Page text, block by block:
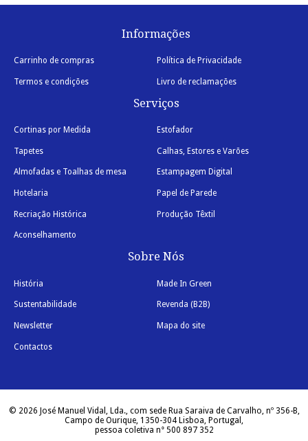
Informações
Carrinho de compras Política de Privacidade
Termos e condições Livro de reclamações
Serviços
Cortinas por Medida Estofador
Tapetes Calhas, Estores e Varões
Almofadas e Toalhas de mesa Estampagem Digital
Hotelaria Papel de Parede
Recriação Histórica Produção Têxtil
Aconselhamento
Sobre Nós
História Made In Green
Sustentabilidade Revenda (B2B)
Newsletter Mapa do site
Contactos
© 2026 José Manuel Vidal, Lda., com sede Rua Saraiva de Carvalho, nº 356-B,
Campo de Ourique, 1350-304 Lisboa, Portugal,
pessoa coletiva n° 500 897 352